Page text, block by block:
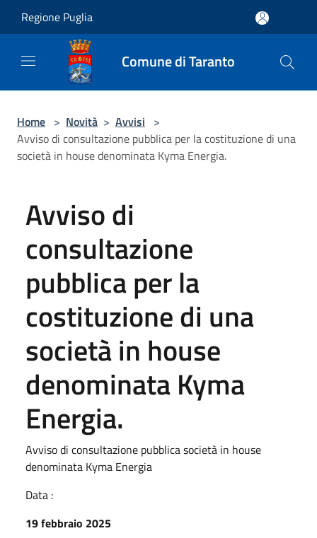
Regione Puglia
Comune di Taranto
Home > Novità > Avvisi >
Avviso di consultazione pubblica per la costituzione di una
società in house denominata Kyma Energia.
Avviso di
consultazione
pubblica per la
costituzione di una
società in house
denominata Kyma
Energia.
Avviso di consultazione pubblica società in house
denominata Kyma Energia
Data :
19 febbraio 2025